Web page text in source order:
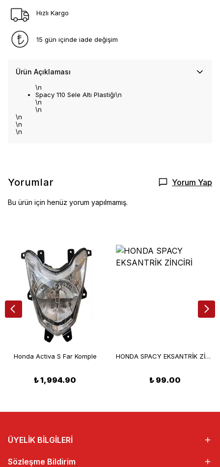
Hızlı Kargo
15 gün içinde iade değişim
Ürün Açıklaması
\n
Spacy 110 Sele Altı Plastiği\n
\n
\n
\n
\n
\n
Yorumlar Yorum Yap
Bu ürün için henüz yorum yapılmamış.
Honda Activa S Far Komple
₺ 1,994.90
HONDA SPACY EKSANTRİK ZİNCİRİ
₺ 99.00
ÜYELİK BİLGİLERİ
Sözleşme Bildirim